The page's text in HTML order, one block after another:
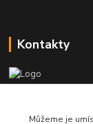
Kontakty
+420 607
Můžeme je